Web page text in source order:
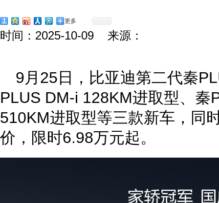
更多
时间：2025-10-09 来源：
9月25日，比亚迪第二代秦
PLUS DM-i 128KM进取型、秦
510KM进取型等三款新车，同
价，限时6.98万元起。